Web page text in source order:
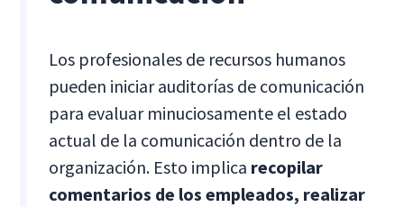
Los profesionales de recursos humanos
pueden iniciar auditorías de comunicación
para evaluar minuciosamente el estado
actual de la comunicación dentro de la
organización. Esto implica recopilar
comentarios de los empleados, realizar